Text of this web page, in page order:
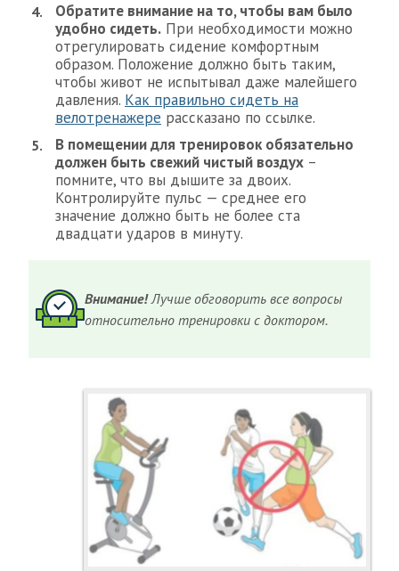
Обратите внимание на то, чтобы вам было
удобно сидеть. При необходимости можно
отрегулировать сидение комфортным
образом. Положение должно быть таким,
чтобы живот не испытывал даже малейшего
давления. Как правильно сидеть на
велотренажере рассказано по ссылке.
В помещении для тренировок обязательно
должен быть свежий чистый воздух –
помните, что вы дышите за двоих.
Контролируйте пульс — среднее его
значение должно быть не более ста
двадцати ударов в минуту.
Внимание!Лучше обговорить все вопросы
относительно тренировки с доктором.